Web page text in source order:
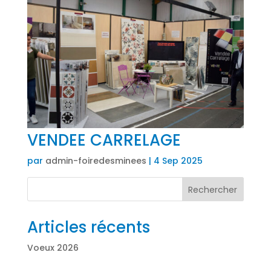
VENDEE CARRELAGE
par admin-foiredesminees | 4 Sep 2025
Rechercher
Articles récents
Voeux 2026